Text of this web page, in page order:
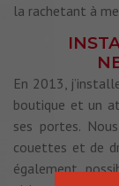
la rachetant à
En 2013,
boutique et un
ses portes.
couettes et de
également